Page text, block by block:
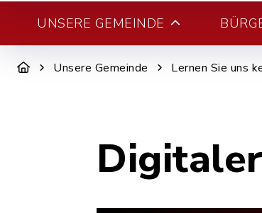
UNSERE GEMEINDE
Unsere Gemeinde Lernen Sie uns